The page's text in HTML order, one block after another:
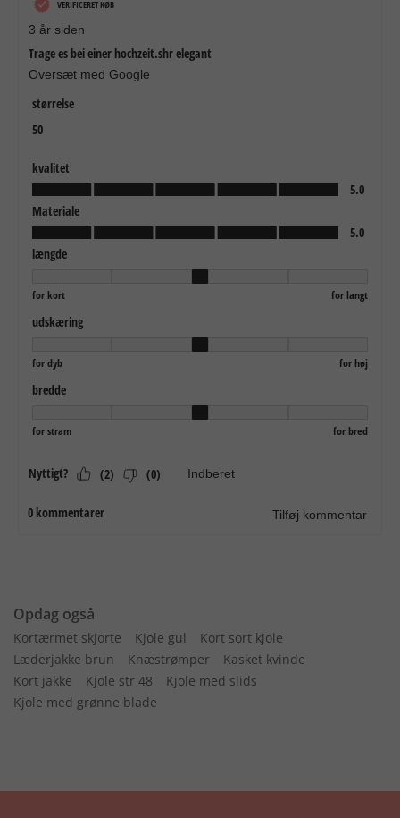
Opdag også
Kortærmet skjorte Kjole gul
Kort sort kjole
Læderjakke brun
Knæstrømper
Kasket kvinde
Kort jakke
Kjole str 48
Kjole med slids
Kjole med grønne blade